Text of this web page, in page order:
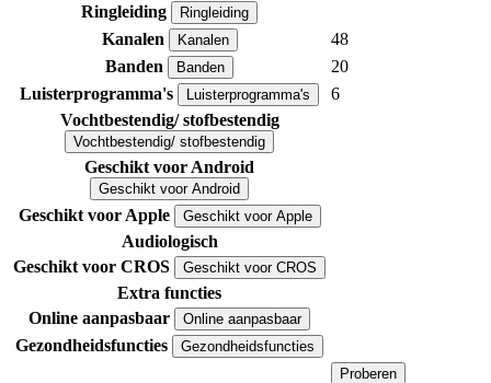
Ringleiding Ringleiding
Kanalen Kanalen
48
Banden
Banden
20
Luisterprogramma's
Luisterprogramma's
6
Vochtbestendig/ stofbestendig
Vochtbestendig/ stofbestendig
Geschikt voor Android
Geschikt voor Android
Geschikt voor Apple Geschikt voor Apple
Audiologisch
Geschikt voor CROS
Geschikt voor CROS
Extra functies
Online aanpasbaar
Online aanpasbaar
Gezondheidsfuncties
Gezondheidsfuncties
Proberen